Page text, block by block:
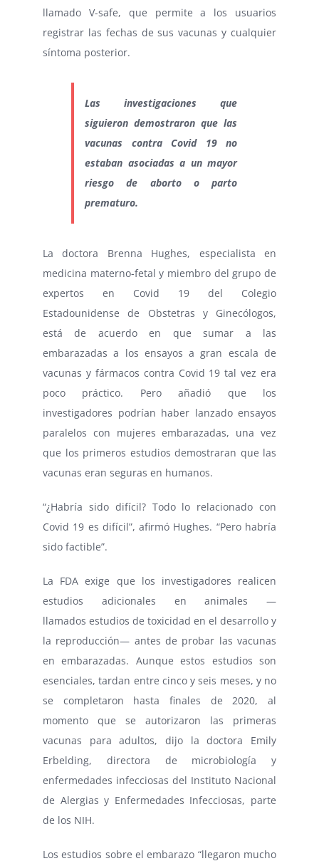
llamado V-safe, que permite a los usuarios
registrar las fechas de sus vacunas y cualquier
síntoma posterior.
Las investigaciones que
siguieron demostraron que las
vacunas contra Covid 19 no
estaban asociadas a un mayor
riesgo de aborto o parto
prematuro.
La doctora Brenna Hughes, especialista en
medicina materno-fetal y miembro del grupo de
expertos en Covid 19 del Colegio
Estadounidense de Obstetras y Ginecólogos,
está de acuerdo en que sumar a las
embarazadas a los ensayos a gran escala de
vacunas y fármacos contra Covid 19 tal vez era
poco práctico. Pero añadió que los
investigadores podrían haber lanzado ensayos
paralelos con mujeres embarazadas, una vez
que los primeros estudios demostraran que las
vacunas eran seguras en humanos.
“¿Habría sido difícil? Todo lo relacionado con
Covid 19 es difícil”, afirmó Hughes. “Pero habría
sido factible”.
La FDA exige que los investigadores realicen
estudios adicionales en animales —
llamados estudios de toxicidad en el desarrollo y
la reproducción— antes de probar las vacunas
en embarazadas. Aunque estos estudios son
esenciales, tardan entre cinco y seis meses, y no
se completaron hasta finales de 2020, al
momento que se autorizaron las primeras
vacunas para adultos, dijo la doctora Emily
Erbelding, directora de microbiología y
enfermedades infecciosas del Instituto Nacional
de Alergias y Enfermedades Infecciosas, parte
de los NIH.
Losestudios sobre el embarazo “llegaron mucho